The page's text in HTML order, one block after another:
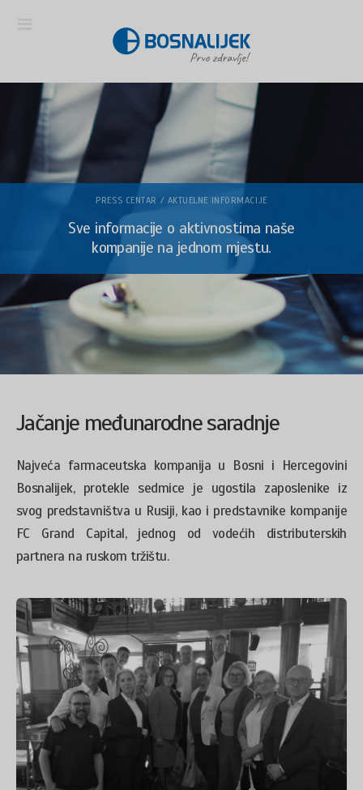
PRESS CENTAR / AKTUELNE INFORMACIJE
Sve informacije o aktivnostima naše
kompanije na jednom mjestu.
Jačanje međunarodne saradnje
Najveća farmaceutska kompanija u Bosni i Hercegovini
Bosnalijek, protekle sedmice je ugostila zaposlenike iz
svog predstavništva u Rusiji, kao i predstavnike kompanije
FC Grand Capital, jednog od vodećih distributerskih
partnera na ruskom tržištu.